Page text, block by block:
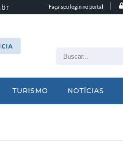
Faça seu login no portal
TURISMO NOTÍCIAS